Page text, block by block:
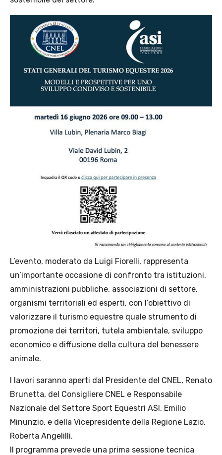
L’evento, moderato da Luigi Fiorelli, rappresenta
un’importante occasione di confronto tra istituzioni,
amministrazioni pubbliche, associazioni di settore,
organismi territoriali ed esperti, con l’obiettivo di
valorizzare il turismo equestre quale strumento di
promozione dei territori, tutela ambientale, sviluppo
economico e diffusione della cultura del benessere
animale.
I lavori saranno aperti dal Presidente del CNEL, Renato
Brunetta, del Consigliere CNEL e Responsabile
Nazionale del Settore Sport Equestri ASI, Emilio
Minunzio, e della Vicepresidente della Regione Lazio,
Roberta Angelilli.
Il programma prevede una prima sessione tecnica